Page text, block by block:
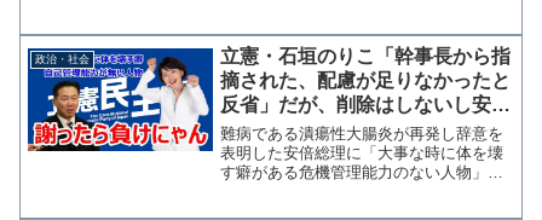
内容は「口頭厳重注意処分」という形だ
けで実質リスクのない甘い...
政治・社会
立憲・石垣のりこ「幹事長から指
摘された、配慮が足りなかったと
反省」だが、削除はしないし安倍
総理には謝らない！
難病である潰瘍性大腸炎が再発し辞意を
表明した安倍総理に「大事な時に体を壊
す癖がある危機管理能力のない人物」と